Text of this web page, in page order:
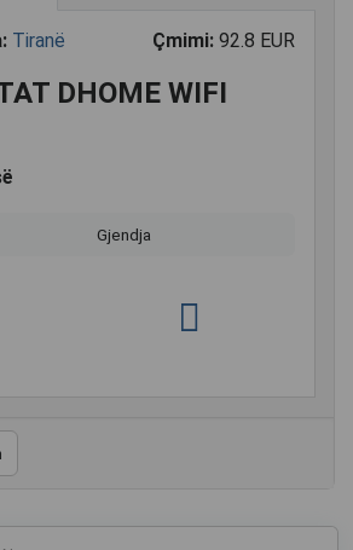
Tiranë Çmimi: 92.8 EUR
DHOME WIFI
Gjendja